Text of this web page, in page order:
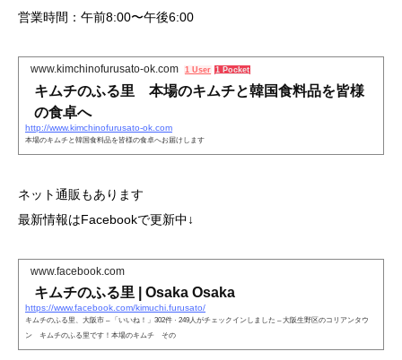
営業時間：午前8:00〜午後6:00
www.kimchinofurusato-ok.com 1 User 1 Pocket
キムチのふる里 本場のキムチと韓国食料品を皆様
の食卓へ
http://www.kimchinofurusato-ok.com
本場のキムチと韓国食料品を皆様の食卓へお届けします
ネット通販もあります
最新情報はFacebookで更新中↓
www.facebook.com
キムチのふる里 | Osaka Osaka
https://www.facebook.com/kimuchi.furusato/
キムチのふる里、大阪市 – 「いいね！」302件 · 249人がチェックインしました – 大阪生野区のコリアンタウ
ン キムチのふる里です！本場のキムチ その